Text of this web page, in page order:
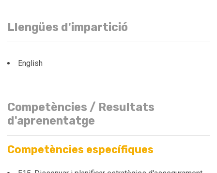
Llengües d'impartició
English
Competències / Resultats
d'aprenentatge
Competències específiques